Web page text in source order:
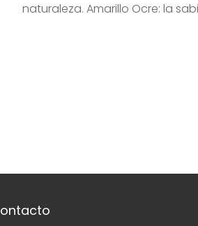
naturaleza. Amarillo Ocre: la